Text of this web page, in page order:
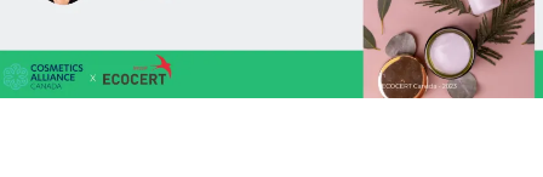
Bois et forêt
Produits de la maison